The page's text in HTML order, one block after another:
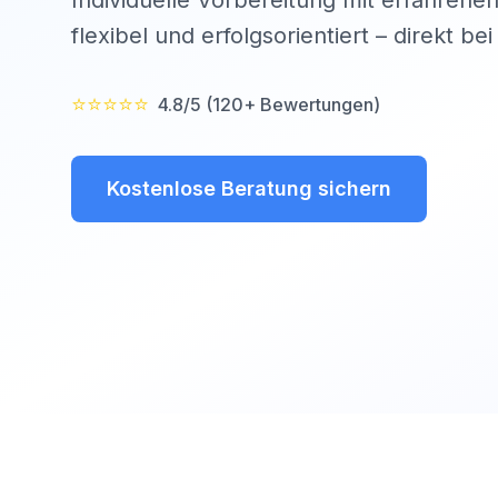
flexibel und erfolgsorientiert – direkt bei
⭐⭐⭐⭐⭐ 4.8/5 (120+ Bewertungen)
Kostenlose Beratung sichern